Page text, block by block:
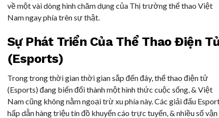
về một vài dòng hình chăm dụng của Thị trường thể thao Việt
Nam ngay phía trên sự thật.
Sự Phát Triển Của Thể Thao Điện
(Esports)
Trong trong thời gian thời gian sắp đến đây, thể thao điện tử
(Esports) đang biến đổi thành một hình thức cuộc sống, & Việt
Nam cũng không nằm ngoại trừ xu phía này. Các giải đấu
hấp dẫn hàng triệu tín đồ khuyến cáo trực tuyến, & nhiều số vận